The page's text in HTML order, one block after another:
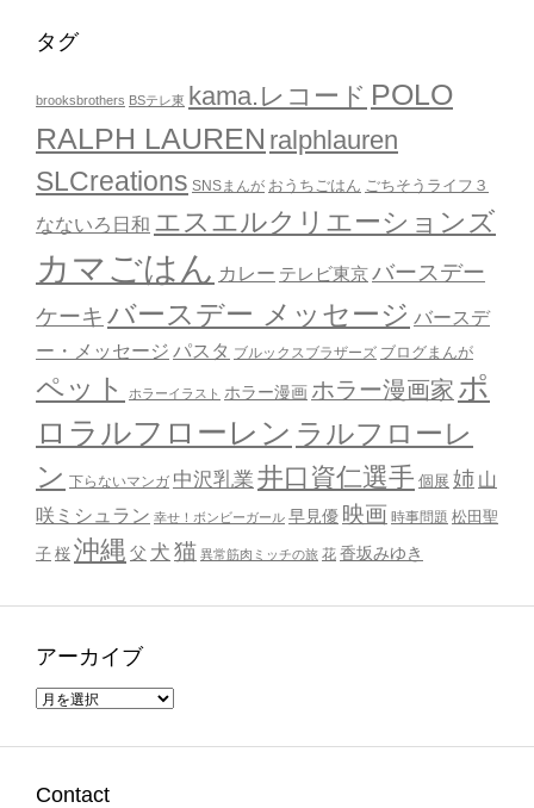
タグ
brooksbrothers BSテレ東 kama.レコード POLO
RALPH LAUREN ralphlauren
SLCreations SNSまんが おうちごはん ごちそうライフ３
なないろ日和 エスエルクリエーションズ
カマごはん カレー テレビ東京バースデー
ケーキ バースデー メッセージ バースデ
ー・メッセージ パスタ ブルックスブラザーズ ブログまんが
ペット ホラーイラスト ホラー漫画 ホラー漫画家 ポ
ロラルフローレン ラルフローレ
ン 下らないマンガ 中沢乳業 井口資仁選手 個展 姉 山
咲ミシュラン 幸せ！ボンビーガール 早見優 映画 時事問題 松田聖
子 桜 沖縄 父 犬 猫 異常筋肉ミッチの旅 花 香坂みゆき
アーカイブ
ア
ブ
Contact